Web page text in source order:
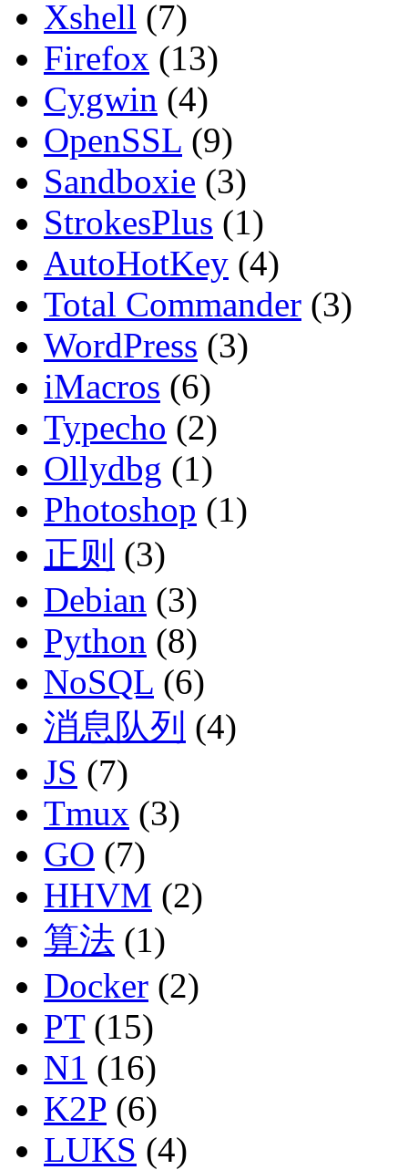
Xshell (7)
Firefox (13)
Cygwin (4)
OpenSSL (9)
Sandboxie (3)
StrokesPlus (1)
AutoHotKey (4)
Total Commander (3)
WordPress (3)
iMacros (6)
Typecho (2)
Ollydbg (1)
Photoshop (1)
正则 (3)
Debian (3)
Python (8)
NoSQL (6)
消息队列 (4)
JS (7)
Tmux (3)
GO (7)
HHVM (2)
算法 (1)
Docker (2)
PT(15)
N1 (16)
K2P (6)
LUKS (4)